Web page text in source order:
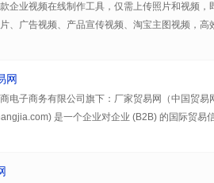
企业视频在线制作工具，仅需上传照片和视频，
、广告视频、产品宣传视频、淘宝主图视频，高
网
电子商务有限公司旗下：厂家贸易网（中国贸易
是一个企业对企业 (B2B) 的国际贸易
，已成中国众多中小企业优先访问的著名品牌